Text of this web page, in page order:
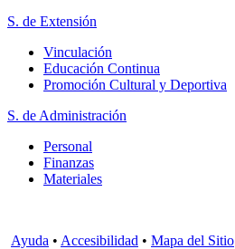
S. de Extensión
Vinculación
Educación Continua
Promoción Cultural y Deportiva
S. de Administración
Personal
Finanzas
Materiales
Ayuda • Accesibilidad • Mapa del Sitio